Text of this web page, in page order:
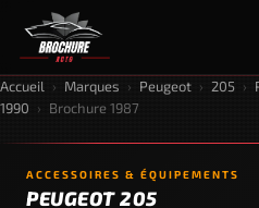
Accueil › Marques › Peugeot › 205 ›
1990 › Brochure 1987
ACCESSOIRES & ÉQUIPEMENTS
PEUGEOT 205